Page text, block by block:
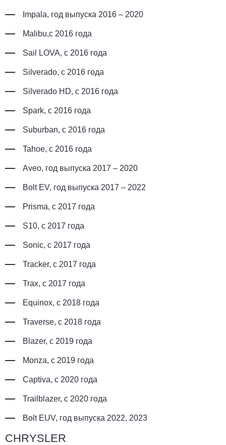
Impala, год выпуска 2016 – 2020
Malibu,с 2016 года
Sail LOVA, с 2016 года
Silverado, с 2016 года
Silverado HD, с 2016 года
Spark, с 2016 года
Suburban, с 2016 года
Tahoe, с 2016 года
Aveo, год выпуска 2017 – 2020
Bolt EV, год выпуска 2017 – 2022
Prisma, с 2017 года
S10, с 2017 года
Sonic, с 2017 года
Tracker, с 2017 года
Trax, с 2017 года
Equinox, с 2018 года
Traverse, с 2018 года
Blazer, с 2019 года
Monza, с 2019 года
Captiva, с 2020 года
Trailblazer, с 2020 года
Bolt EUV, год выпуска 2022, 2023
CHRYSLER